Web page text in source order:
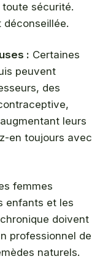
sécurité.
déconseillée.
: Certaines
peuvent
des
leurs
en toujours avec
femmes
enfants et les
doivent
professionnel de
naturels.